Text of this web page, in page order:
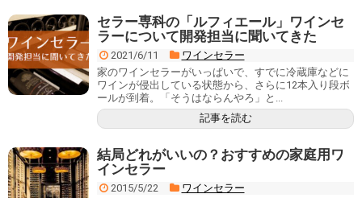
セラー専科の「ルフィエール」ワインセ
ラーについて開発担当に聞いてきた
2021/6/11
ワインセラー
家のワインセラーがいっぱいで、すでに冷蔵庫などに
ワインが侵出している状態から、さらに12本入り段ボ
ールが到着。「そうはならんやろ」と...
記事を読む
結局どれがいいの？おすすめの家庭用ワ
インセラー
2015/5/22
ワインセラー